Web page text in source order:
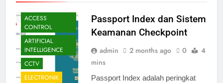
ACCESS
CONTROL
ARTIFICIAL
INTELLIGENCE
CCTV
ELECTRONIK
Passport Index dan Sistem
Keamanan Checkpoint
admin 2 months ago 0
4
mins
Passport Index adalah peringkat